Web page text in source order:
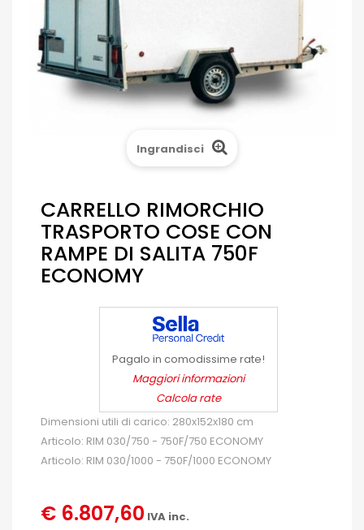
Ingrandisci
CARRELLO RIMORCHIO
TRASPORTO COSE CON
RAMPE DI SALITA 750F
ECONOMY
Pagalo in comodissime rate!
Maggiori informazioni
Calcola rate
Dimensioni utili di carico: 280x152x180 cm
Articolo: RIM 030/750 - 750F/750 ECONOMY
Articolo: RIM 030/1000 - 750F/1000 ECONOMY
€ 6.807,60 IVA inc.